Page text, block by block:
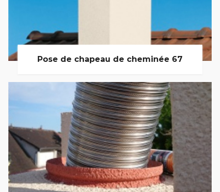
Pose de chapeau de cheminée 67